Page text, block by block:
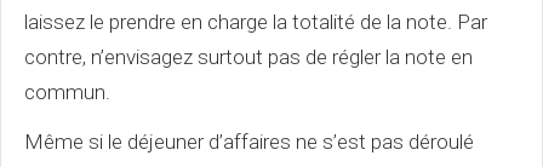
laissez le prendre en charge la totalité de la note. Par
contre, n’envisagez surtout pas de régler la note en
commun.
Même si le déjeuner d’affaires ne s’est pas déroulé